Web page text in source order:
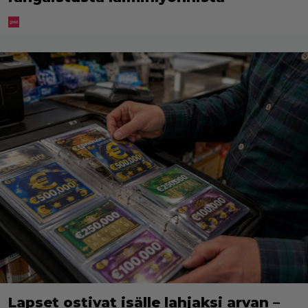
Lapset ostivat isälle lahjaksi arvan –